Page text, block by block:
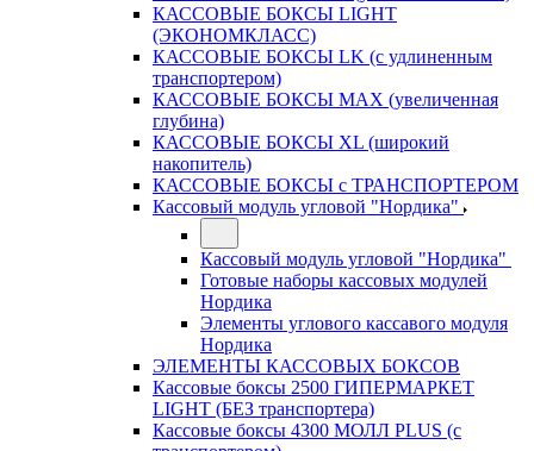
КАССОВЫЕ БОКСЫ LIGHT
(ЭКОНОМКЛАСС)
КАССОВЫЕ БОКСЫ LK (с удлиненным
транспортером)
КАССОВЫЕ БОКСЫ MAX (увеличенная
глубина)
КАССОВЫЕ БОКСЫ XL (широкий
накопитель)
КАССОВЫЕ БОКСЫ с ТРАНСПОРТЕРОМ
Кассовый модуль угловой "Нордика"
Кассовый модуль угловой "Нордика"
Готовые наборы кассовых модулей
Нордика
Элементы углового кассавого модуля
Нордика
ЭЛЕМЕНТЫ КАССОВЫХ БОКСОВ
Кассовые боксы 2500 ГИПЕРМАРКЕТ
LIGHT (БЕЗ транспортера)
Кассовые боксы 4300 МОЛЛ PLUS (с